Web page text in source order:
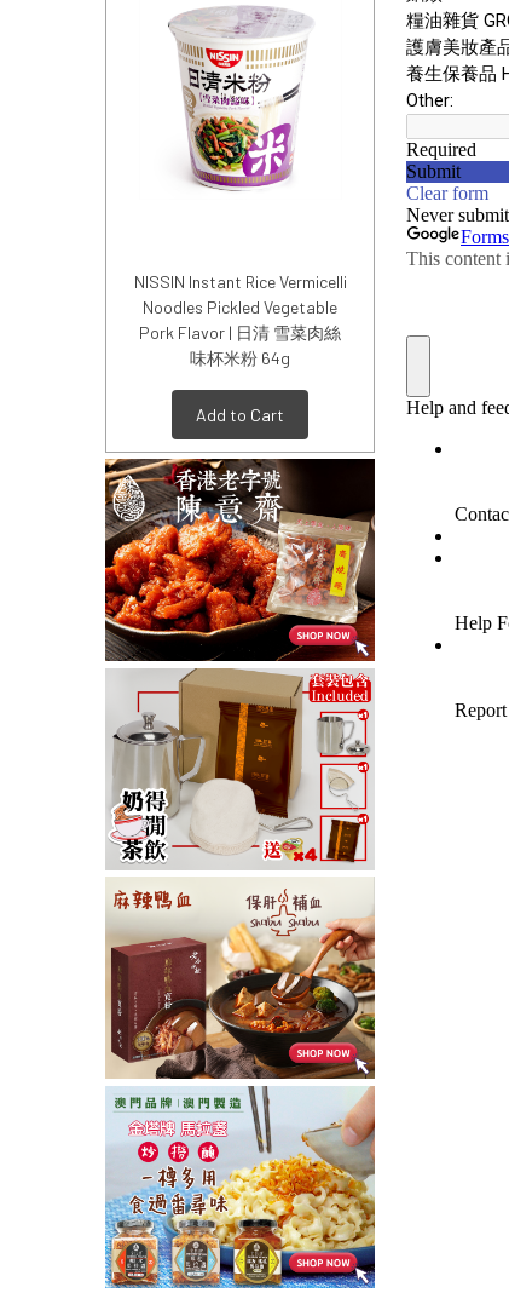
NISSIN Instant Rice Vermicelli
Noodles Pickled Vegetable
Pork Flavor | 日清 雪菜肉絲
味杯米粉 64g
Add to Cart